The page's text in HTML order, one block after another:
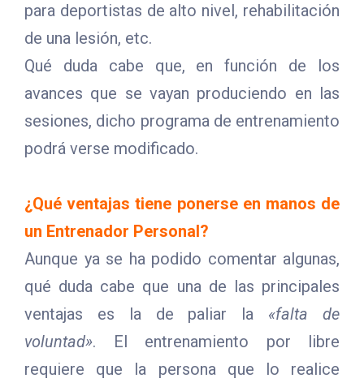
para deportistas de alto nivel, rehabilitación
de una lesión, etc.
Qué duda cabe que, en función de los
avances que se vayan produciendo en las
sesiones, dicho programa de entrenamiento
podrá verse modificado.
¿Qué ventajas tiene ponerse en manos de
un Entrenador Personal?
Aunque ya se ha podido comentar algunas,
qué duda cabe que una de las principales
ventajas es la de paliar la «falta de
voluntad». El entrenamiento por libre
requiere que la persona que lo realice